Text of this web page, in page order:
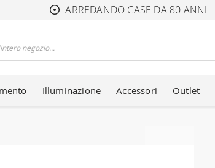
ARREDANDO CASE DA 80 ANNI
Illuminazione Accessori Outlet